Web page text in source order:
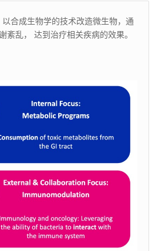
合成生物学的技术改造微生物，通
乱， 达到治疗相关疾病的效果。